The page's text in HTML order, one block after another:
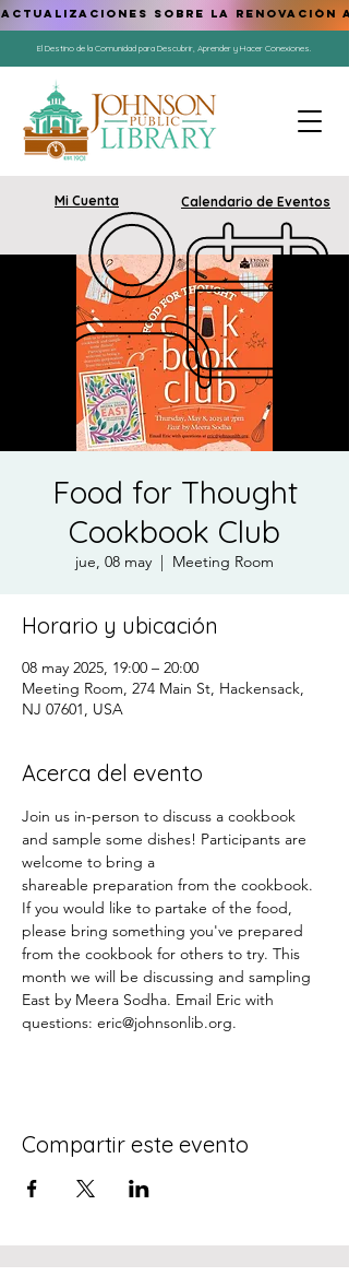
El Destino de la Comunidad para Descubrir, Aprender y Hacer Conexiones.
Mi Cuenta Calendario de Eventos
ACTUALIZACIONES SOBRE LA RENOVACIÓN
Food for Thought
Cookbook Club
jue, 08 may
  |
Meeting Room
Horario y ubicación
08 may 2025, 19:00 – 20:00
Meeting Room, 274 Main St, Hackensack,
NJ 07601, USA
Acerca del evento
Join us in-person to discuss a cookbook
and sample some dishes! Participants are
welcome to bring a
shareable preparation from the cookbook.
If you would like to partake of the food,
please bring something you've prepared
from the cookbook for others to try. This
month we will be discussing and sampling
East by Meera Sodha. Email Eric with
questions: eric@johnsonlib.org.
Compartir este evento